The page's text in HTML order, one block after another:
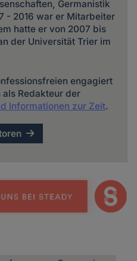
Germanistik
- 2016 war er Mitarbeiter
hatte er von 2007 bis
der Universität Trier im
engagiert
Redakteur der
Informationen zur Zeit.